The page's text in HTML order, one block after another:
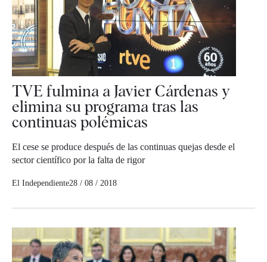
TVE fulmina a Javier Cárdenas y
elimina su programa tras las
continuas polémicas
El cese se produce después de las continuas quejas desde el
sector científico por la falta de rigor
El Independiente28 / 08 / 2018